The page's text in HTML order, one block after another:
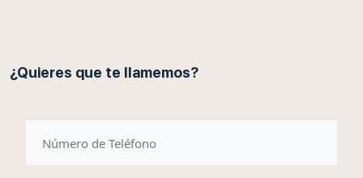
¿Quieres que te llamemos?